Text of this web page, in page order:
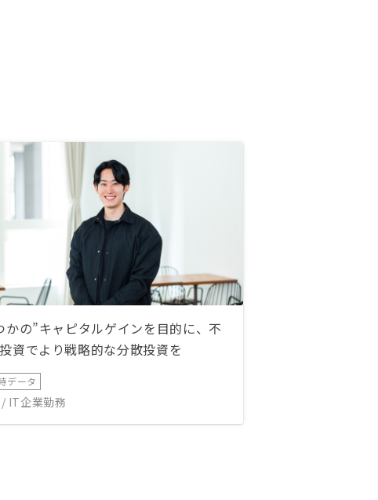
かの”キャピタルゲインを目的に、不
資でより戦略的な分散投資を
データ
IT企業勤務